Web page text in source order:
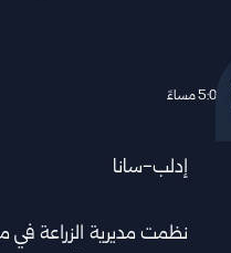
إدلب-سانا
نظمت مديرية الزراعة في